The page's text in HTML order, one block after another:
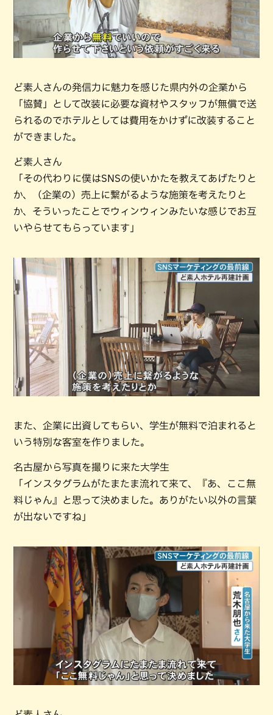
ど素人さんの発信力に魅力を感じた県内外の企業から
「協賛」として改装に必要な資材やスタッフが無償で送
られるのでホテルとしては費用をかけずに改装すること
ができました。
ど素人さん
「その代わりに僕はSNSの使いかたを教えてあげたりと
か、（企業の）売上に繋がるような施策を考えたりと
か、そういったことでウィンウィンみたいな感じでお互
いやらせてもらっています」
また、企業に出資してもらい、学生が無料で泊まれると
いう特別な客室を作りました。
名古屋から写真を撮りに来た大学生
「インスタグラムがたまたま流れて来て、『あ、ここ無
料じゃん』と思って決めました。ありがたい以外の言葉
が出ないですね」